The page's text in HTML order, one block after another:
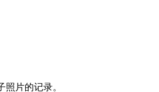
片的记录。